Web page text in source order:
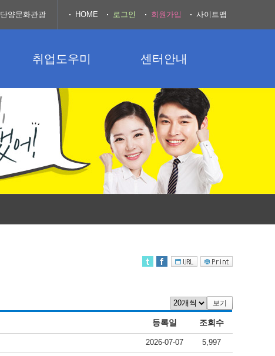
취업도우미 센터안내
단양문화관광 HOME 로그인 회원가입 사이트맵
보기
등록일 조회수
2026-07-07 5,997